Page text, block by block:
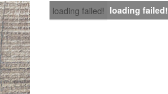
loading failed! loading failed!